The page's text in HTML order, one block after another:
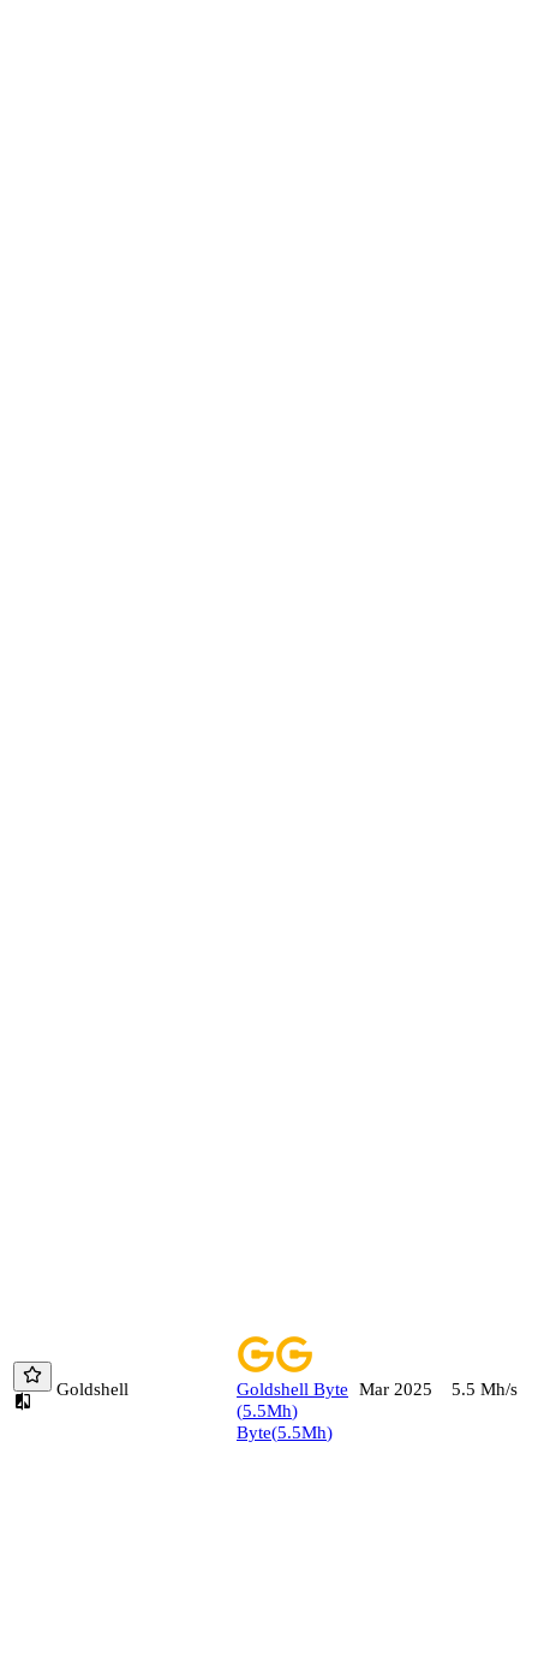
Goldshell Goldshell Byte
(5.5Mh)
Byte(5.5Mh)
Mar 2025 5.5 Mh/s